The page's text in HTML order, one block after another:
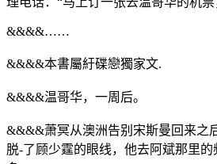
&&&&……
&&&&本書屬紆碟戀獨家文.
&&&&温哥华，一周后。
&&&&萧冥从澳洲告别宋斯曼回来之
脱-了顾少霆的眼线，他去阿斌那里